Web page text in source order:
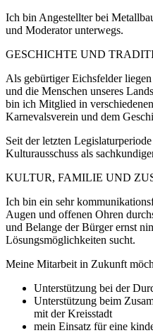
Ich bin Angestellter bei
und Moderator unterwegs.
GESCHICHTE UND
Als gebürtiger Eichsfelder
und die Menschen unseres
bin ich Mitglied in
Karnevalsverein und dem
Seit der letzten
Kulturausschuss als
KULTUR, FAMILIE UND
Ich bin ein sehr
Augen und offenen Ohren
und Belange der Bürger ernst
Lösungsmöglichkeiten sucht.
Meine Mitarbeit in Zukunft
Unterstützung bei der
Unterstützung beim
mit der Kreisstadt
mein Einsatz für eine